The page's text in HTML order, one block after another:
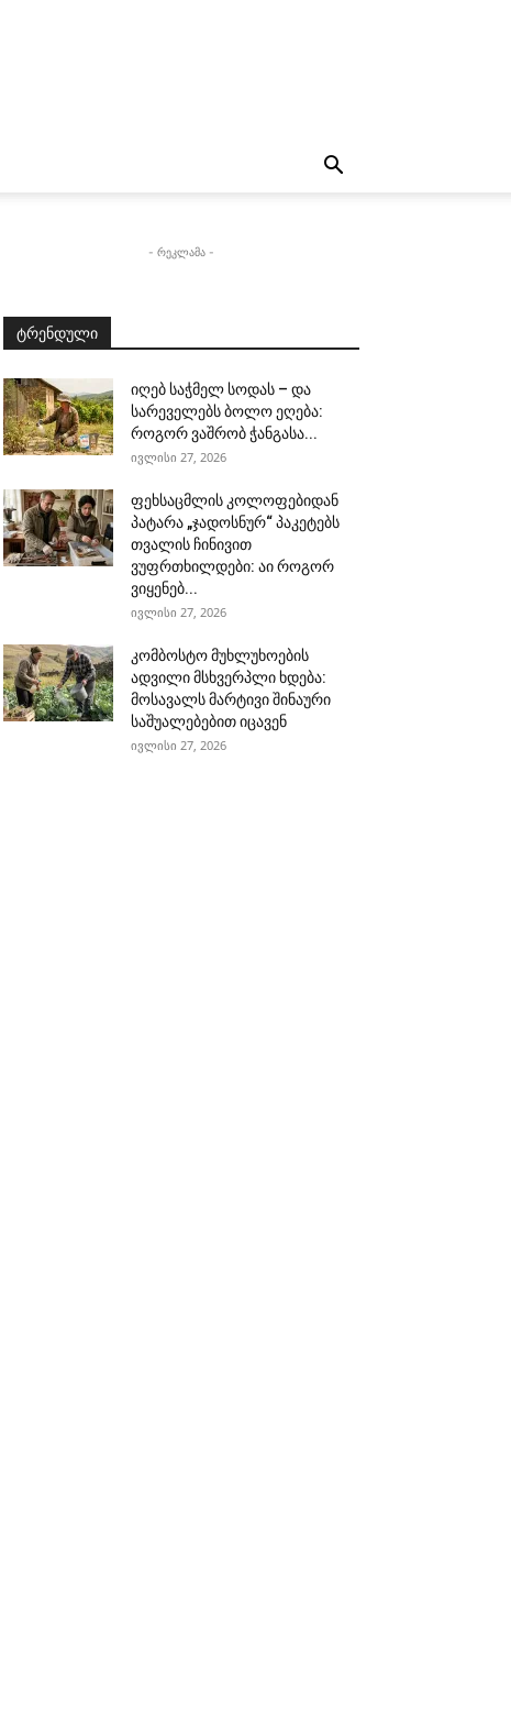
- რეკლამა -
ტრენდული
იღებ საჭმელ სოდას – და
სარეველებს ბოლო ეღება:
როგორ ვაშრობ ჭანგასა...
ივლისი 27, 2026
ფეხსაცმლის კოლოფებიდან
პატარა „ჯადოსნურ“ პაკეტებს
თვალის ჩინივით
ვუფრთხილდები: აი როგორ
ვიყენებ...
ივლისი 27, 2026
კომბოსტო მუხლუხოების
ადვილი მსხვერპლი ხდება:
მოსავალს მარტივი შინაური
საშუალებებით იცავენ
ივლისი 27, 2026